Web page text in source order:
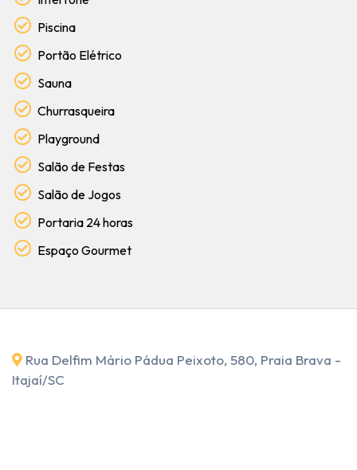
Piscina
Portão Elétrico
Sauna
Churrasqueira
Playground
Salão de Festas
Salão de Jogos
Portaria 24 horas
Espaço Gourmet
Rua Delfim Mário Pádua Peixoto, 580, Praia Brava -
Itajaí/SC